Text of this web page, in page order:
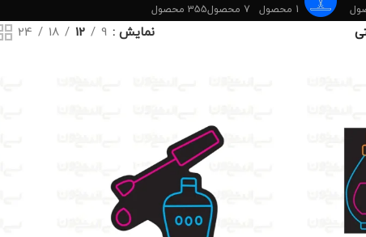
1 محصول 7 محصول 355 محصول
نمایش 9
12
18
24